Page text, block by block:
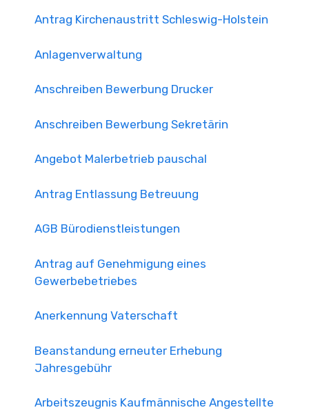
Antrag Kirchenaustritt Schleswig-Holstein
Anlagenverwaltung
Anschreiben Bewerbung Drucker
Anschreiben Bewerbung Sekretärin
Angebot Malerbetrieb pauschal
Antrag Entlassung Betreuung
AGB Bürodienstleistungen
Antrag auf Genehmigung eines
Gewerbebetriebes
Anerkennung Vaterschaft
Beanstandung erneuter Erhebung
Jahresgebühr
Arbeitszeugnis Kaufmännische Angestellte